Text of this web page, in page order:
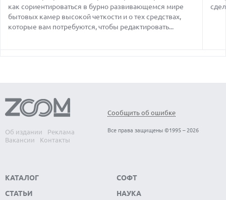
БАЗЕ IMEI
ЛУЧШИЕ СПОРТИВНЫЕ НАУШНИКИ И ВКЛАДЫШИ ДЛЯ
ПРОЕКТ ДАТА-ЦЕНТРА AMAZON В ТЕХАСЕ МОЖЕТ СТАТЬ
КРУПНЕЙШИМ ИСТОЧНИКОМ ВЫБРОСОВ ПАРНИКОВЫХ
ГАЗОВ
09.08.2026
МАСК СОЗДАЕТ КРУПНЕЙШИЙ ПОЛУПРОВОДНИКОВЫЙ
как сориентироваться в бурно развивающемся мире
бытовых камер высокой четкости и о тех средствах,
которые вам потребуются, чтобы редактировать...
Об издании
Реклама
Вакансии
Контакты
Сообщить об ошибке
Все права защищены ©1995 – 2026
КАТАЛОГ
СТАТЬИ
СОФТ
НАУКА